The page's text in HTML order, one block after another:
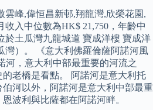
雲峰,偉恒昌新邨,翔龍灣,欣榮花園,
入中位數為HK$ 21,750，年齡中
於土瓜灣九龍城道 寶成洋樓 寶成洋
灣）。 《意大利佛羅倫薩阿諾河風
河，意大利中部最重要的河流之
老橋是看點。 阿諾河是意大利托
河以外，阿諾河是意大利中部最重
波利與比薩都在阿諾河畔。